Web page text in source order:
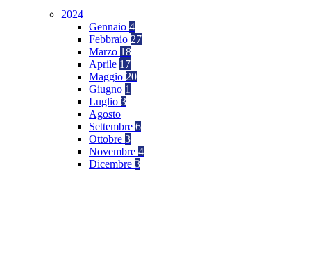
2024
Gennaio 4
Febbraio 27
Marzo 18
Aprile 17
Maggio 20
Giugno 1
Luglio 3
Agosto
Settembre 6
Ottobre 3
Novembre 4
Dicembre 3